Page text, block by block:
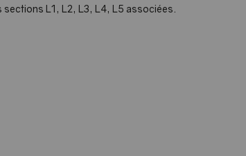
L1, L2, L3, L4, L5 associées.